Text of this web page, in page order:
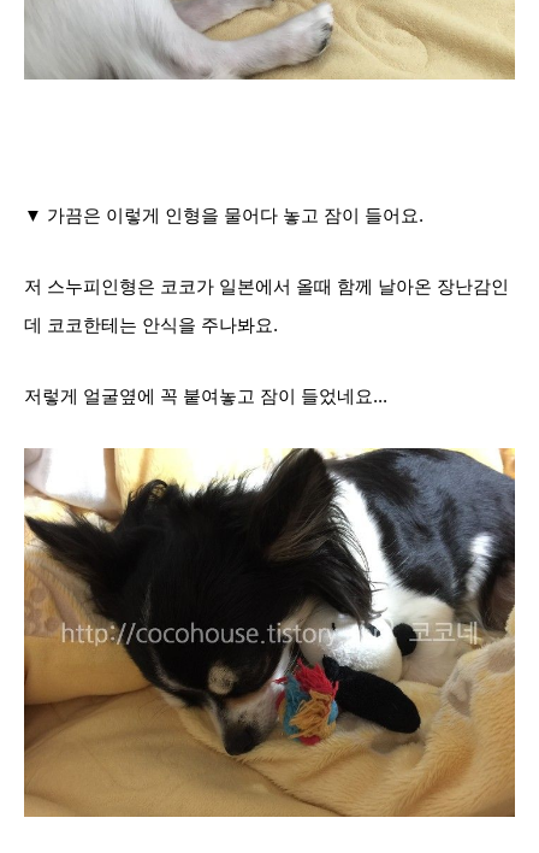
▼ 가끔은 이렇게 인형을 물어다 놓고 잠이 들어요.
저 스누피인형은 코코가 일본에서 올때 함께 날아온 장난감인
데 코코한테는 안식을 주나봐요.
저렇게 얼굴옆에 꼭 붙여놓고 잠이 들었네요...